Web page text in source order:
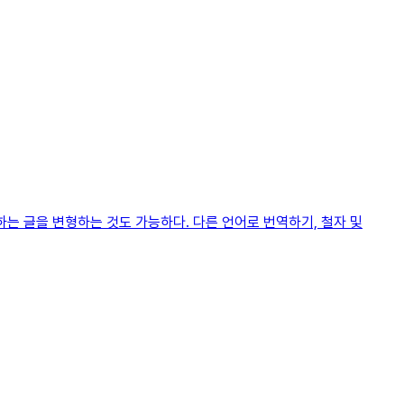
글을 변형하는 것도 가능하다. 다른 언어로 번역하기, 철자 및